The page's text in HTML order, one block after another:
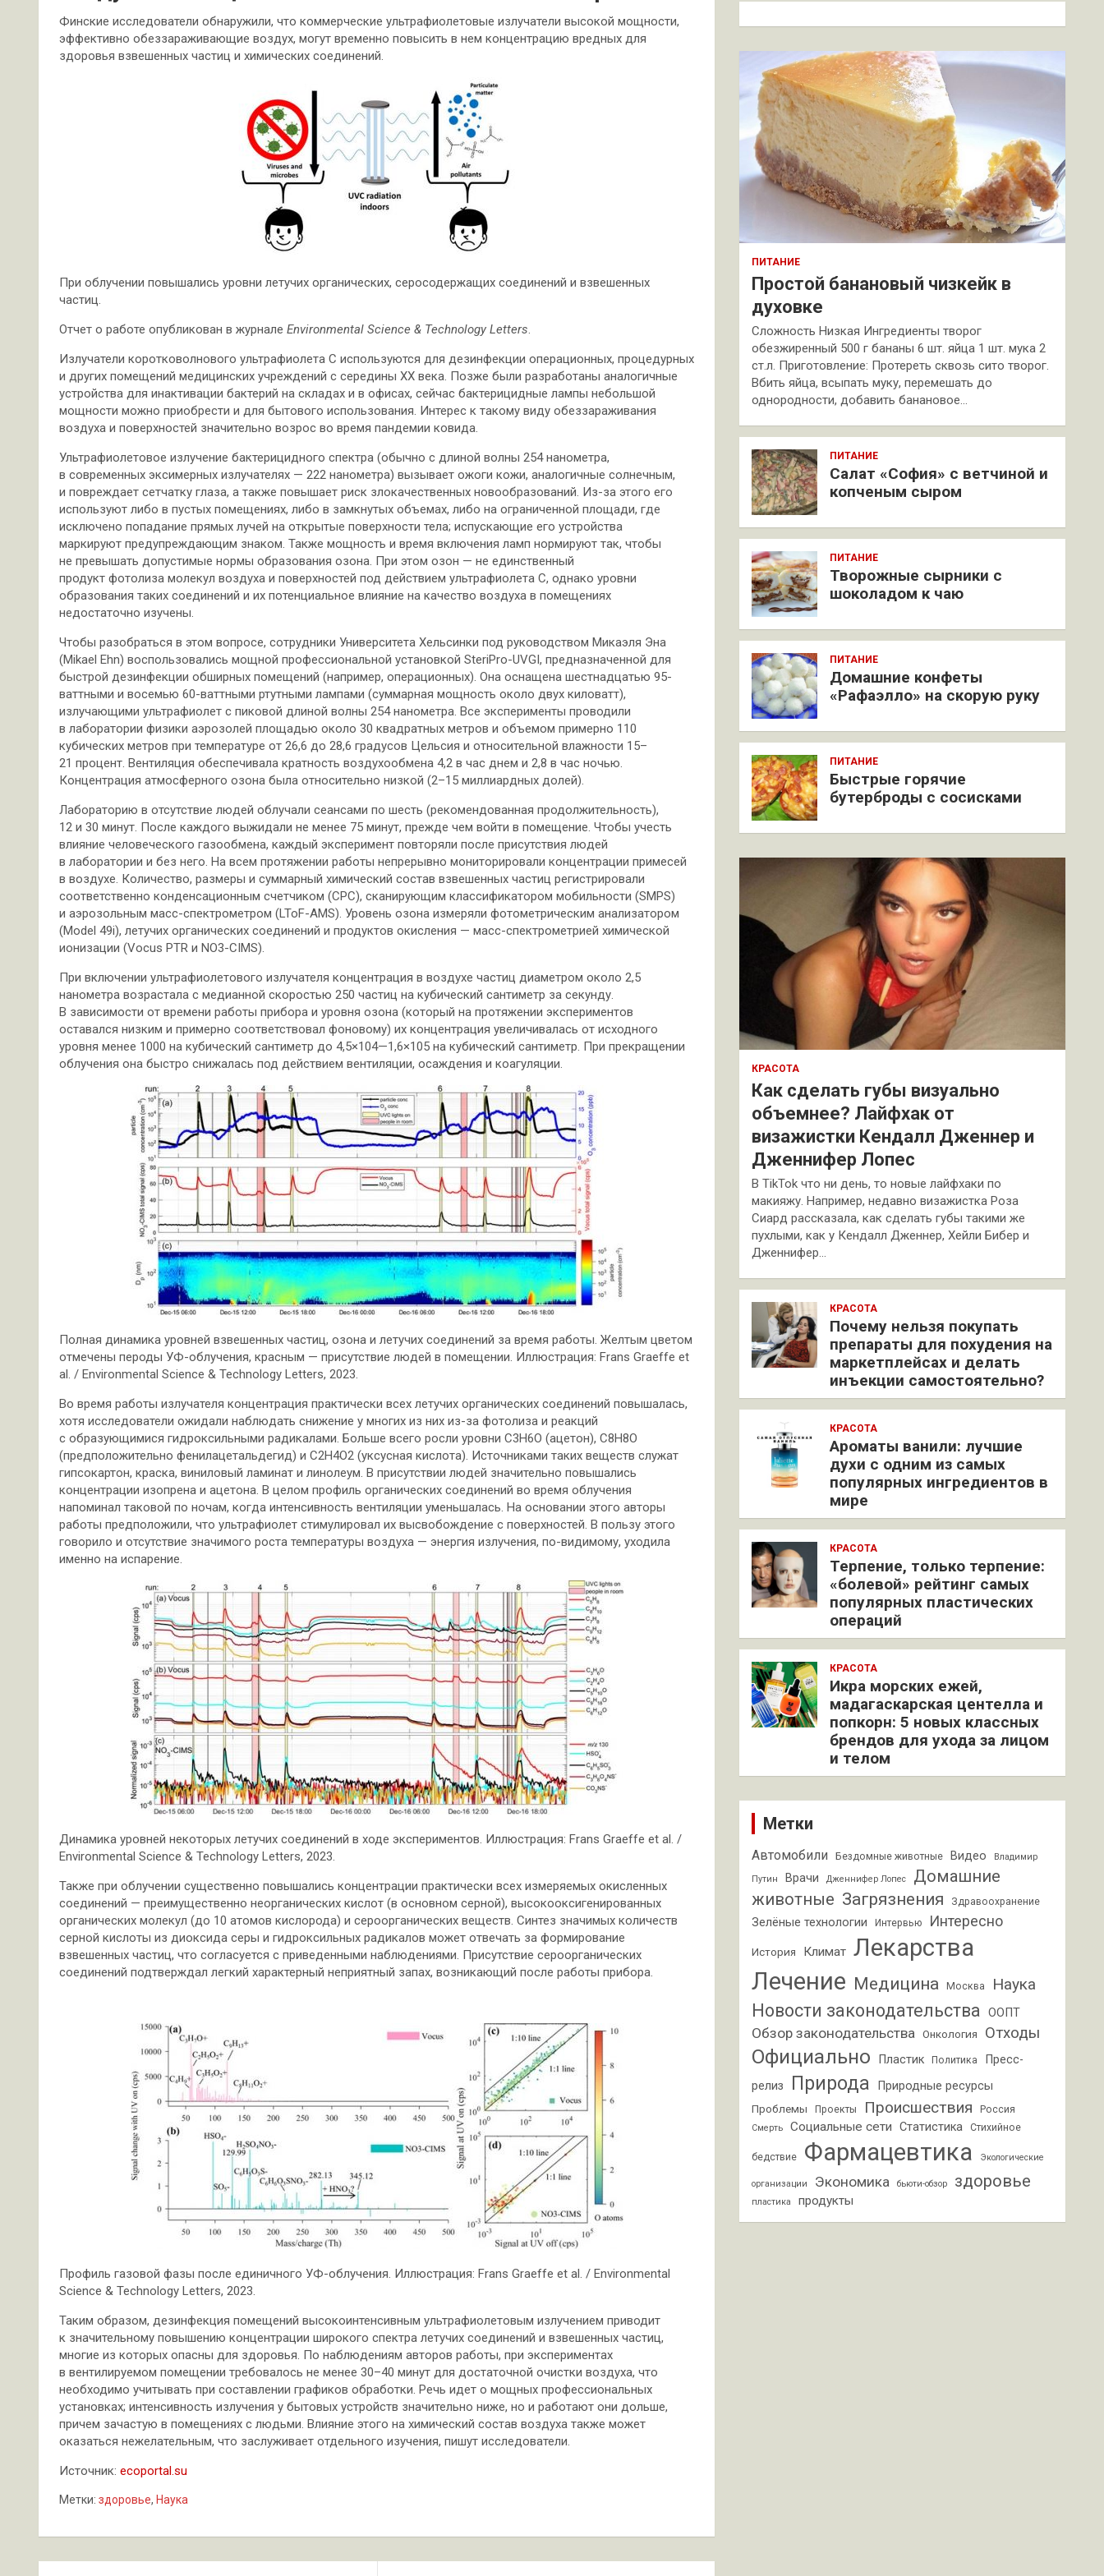
Финские исследователи обнаружили, что коммерческие ультрафиолетовые излучатели высокой мощности,
эффективно обеззараживающие воздух, могут временно повысить в нем концентрацию вредных для
здоровья взвешенных частиц и химических соединений.
При облучении повышались уровни летучих органических, серосодержащих соединений и взвешенных
частиц.
Отчет о работе опубликован в журнале Environmental Science & Technology Letters.
Излучатели коротковолнового ультрафиолета С используются для дезинфекции операционных, процедурных
и других помещений медицинских учреждений с середины XX века. Позже были разработаны аналогичные
устройства для инактивации бактерий на складах и в офисах, сейчас бактерицидные лампы небольшой
мощности можно приобрести и для бытового использования. Интерес к такому виду обеззараживания
воздуха и поверхностей значительно возрос во время пандемии ковида.
Ультрафиолетовое излучение бактерицидного спектра (обычно с длиной волны 254 нанометра,
в современных эксимерных излучателях — 222 нанометра) вызывает ожоги кожи, аналогичные солнечным,
и повреждает сетчатку глаза, а также повышает риск злокачественных новообразований. Из-за этого его
используют либо в пустых помещениях, либо в замкнутых объемах, либо на ограниченной площади, где
исключено попадание прямых лучей на открытые поверхности тела; испускающие его устройства
маркируют предупреждающим знаком. Также мощность и время включения ламп нормируют так, чтобы
не превышать допустимые нормы образования озона. При этом озон — не единственный
продукт фотолиза молекул воздуха и поверхностей под действием ультрафиолета С, однако уровни
образования таких соединений и их потенциальное влияние на качество воздуха в помещениях
недостаточно изучены.
Чтобы разобраться в этом вопросе, сотрудники Университета Хельсинки под руководством Микаэля Эна
(Mikael Ehn) воспользовались мощной профессиональной установкой SteriPro-UVGI, предназначенной для
быстрой дезинфекции обширных помещений (например, операционных). Она оснащена шестнадцатью 95-
ваттными и восемью 60-ваттными ртутными лампами (суммарная мощность около двух киловатт),
излучающими ультрафиолет с пиковой длиной волны 254 нанометра. Все эксперименты проводили
в лаборатории физики аэрозолей площадью около 30 квадратных метров и объемом примерно 110
кубических метров при температуре от 26,6 до 28,6 градусов Цельсия и относительной влажности 15–
21 процент. Вентиляция обеспечивала кратность воздухообмена 4,2 в час днем и 2,8 в час ночью.
Концентрация атмосферного озона была относительно низкой (2–15 миллиардных долей).
Лабораторию в отсутствие людей облучали сеансами по шесть (рекомендованная продолжительность),
12 и 30 минут. После каждого выжидали не менее 75 минут, прежде чем войти в помещение. Чтобы учесть
влияние человеческого газообмена, каждый эксперимент повторяли после присутствия людей
в лаборатории и без него. На всем протяжении работы непрерывно мониторировали концентрации примесей
в воздухе. Количество, размеры и суммарный химический состав взвешенных частиц регистрировали
соответственно конденсационным счетчиком (CPC), сканирующим классификатором мобильности (SMPS)
и аэрозольным масс-спектрометром (LToF-AMS). Уровень озона измеряли фотометрическим анализатором
(Model 49i), летучих органических соединений и продуктов окисления — масс-спектрометрией химической
ионизации (Vocus PTR и NO3-CIMS).
При включении ультрафиолетового излучателя концентрация в воздухе частиц диаметром около 2,5
нанометра возрастала с медианной скоростью 250 частиц на кубический сантиметр за секунду.
В зависимости от времени работы прибора и уровня озона (который на протяжении экспериментов
оставался низким и примерно соответствовал фоновому) их концентрация увеличивалась от исходного
уровня менее 1000 на кубический сантиметр до 4,5×104—1,6×105 на кубический сантиметр. При прекращении
облучения она быстро снижалась под действием вентиляции, осаждения и коагуляции.
Полная динамика уровней взвешенных частиц, озона и летучих соединений за время работы. Желтым цветом
отмечены пероды УФ-облучения, красным — присутствие людей в помещении. Иллюстрация: Frans Graeffe et
al. / Environmental Science & Technology Letters, 2023.
Во время работы излучателя концентрация практически всех летучих органических соединений повышалась,
хотя исследователи ожидали наблюдать снижение у многих из них из-за фотолиза и реакций
с образующимися гидроксильными радикалами. Больше всего росли уровни C3H6O (ацетон), C8H8O
(предположительно фенилацетальдегид) и C2H4O2 (уксусная кислота). Источниками таких веществ служат
гипсокартон, краска, виниловый ламинат и линолеум. В присутствии людей значительно повышались
концентрации изопрена и ацетона. В целом профиль органических соединений во время облучения
напоминал таковой по ночам, когда интенсивность вентиляции уменьшалась. На основании этого авторы
работы предположили, что ультрафиолет стимулировал их высвобождение с поверхностей. В пользу этого
говорило и отсутствие значимого роста температуры воздуха — энергия излучения, по-видимому, уходила
именно на испарение.
Динамика уровней некоторых летучих соединений в ходе экспериментов. Иллюстрация: Frans Graeffe et al. /
Environmental Science & Technology Letters, 2023.
Также при облучении существенно повышались концентрации практически всех измеряемых окисленных
соединений — преимущественно неорганических кислот (в основном серной), высокооксигенированных
органических молекул (до 10 атомов кислорода) и сероорганических веществ. Синтез значимых количеств
серной кислоты из диоксида серы и гидроксильных радикалов может отвечать за формирование
взвешенных частиц, что согласуется с приведенными наблюдениями. Присутствие сероорганических
соединений подтверждал легкий характерный неприятный запах, возникающий после работы прибора.
Профиль газовой фазы после единичного УФ-облучения. Иллюстрация: Frans Graeffe et al. / Environmental
Science & Technology Letters, 2023.
Таким образом, дезинфекция помещений высокоинтенсивным ультрафиолетовым излучением приводит
к значительному повышению концентрации широкого спектра летучих соединений и взвешенных частиц,
многие из которых опасны для здоровья. По наблюдениям авторов работы, при экспериментах
в вентилируемом помещении требовалось не менее 30–40 минут для достаточной очистки воздуха, что
необходимо учитывать при составлении графиков обработки. Речь идет о мощных профессиональных
установках; интенсивность излучения у бытовых устройств значительно ниже, но и работают они дольше,
причем зачастую в помещениях с людьми. Влияние этого на химический состав воздуха также может
оказаться нежелательным, что заслуживает отдельного изучения, пишут исследователи.
Источник: ecoportal.su
Метки: здоровье, Наука
к
ПИТАНИЕ
Простой банановый чизкейк в
духовке
Сложность Низкая Ингредиенты творог
обезжиренный 500 г бананы 6 шт. яйца 1 шт. мука 2
ст.л. Приготовление: Протереть сквозь сито творог.
Вбить яйца, всыпать муку, перемешать до
однородности, добавить банановое…
ПИТАНИЕ
Салат «София» с ветчиной и
копченым сыром
ПИТАНИЕ
Творожные сырники с
шоколадом к чаю
ПИТАНИЕ
Домашние конфеты
«Рафаэлло» на скорую руку
ПИТАНИЕ
Быстрые горячие
бутерброды с сосисками
КРАСОТА
Как сделать губы визуально
объемнее? Лайфхак от
визажистки Кендалл Дженнер и
Дженнифер Лопес
В TikTok что ни день, то новые лайфхаки по
макияжу. Например, недавно визажистка Роза
Сиард рассказала, как сделать губы такими же
пухлыми, как у Кендалл Дженнер, Хейли Бибер и
Дженнифер…
КРАСОТА
Почему нельзя покупать
препараты для похудения на
маркетплейсах и делать
инъекции самостоятельно?
КРАСОТА
Ароматы ванили: лучшие
духи с одним из самых
популярных ингредиентов в
мире
КРАСОТА
Терпение, только терпение:
«болевой» рейтинг самых
популярных пластических
операций
КРАСОТА
Икра морских ежей,
мадагаскарская центелла и
попкорн: 5 новых классных
брендов для ухода за лицом
и телом
Метки
Автомобили Бездомные животные Видео Владимир
Путин Врачи Дженнифер Лопес
Домашние
животные Загрязнения Здравоохранение
Зелёные технологии Интервью Интересно
История Климат Лекарства
Лечение Медицина Москва Наука
Новости законодательства ООПТ
Обзор законодательства Онкология Отходы
Официально Пластик Политика
Пресс-
релиз
Природа Природные ресурсы
Проблемы Проекты Происшествия Россия
Смерть Социальные сети Статистика Стихийное
бедствие Фармацевтика Экологические
организации Экономика бьюти-обзор здоровье
пластика продукты